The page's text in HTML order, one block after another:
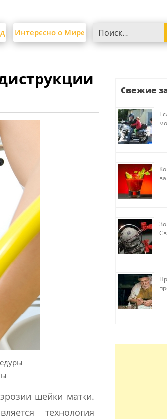
Интересно о Мире
шейки матки.
технология
Свежие